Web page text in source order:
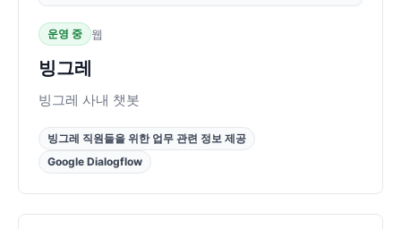
운영 중 웹
빙그레
빙그레 사내 챗봇
빙그레 직원들을 위한 업무 관련 정보 제공
Google Dialogflow